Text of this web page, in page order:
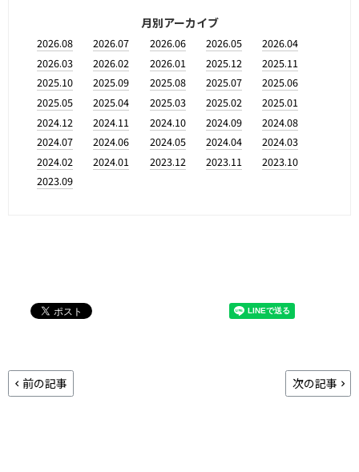
月別アーカイブ
2026.08 2026.07 2026.06 2026.05
2026.04
2026.03
2026.02 2026.01 2025.12
2025.11
2025.10
2025.09 2025.08 2025.07
2025.06
2025.05
2025.04 2025.03 2025.02
2025.01
2024.12
2024.11 2024.10 2024.09
2024.08
2024.07
2024.06 2024.05 2024.04
2024.03
2024.02
2024.01 2023.12 2023.11
2023.10
2023.09
前の記事 次の記事